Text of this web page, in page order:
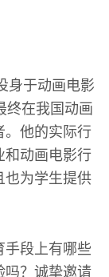
身于动画电影
终在我国动画
。他的实际行
和动画电影行
也为学生提供
手段上有哪些
吗？诚挚邀请